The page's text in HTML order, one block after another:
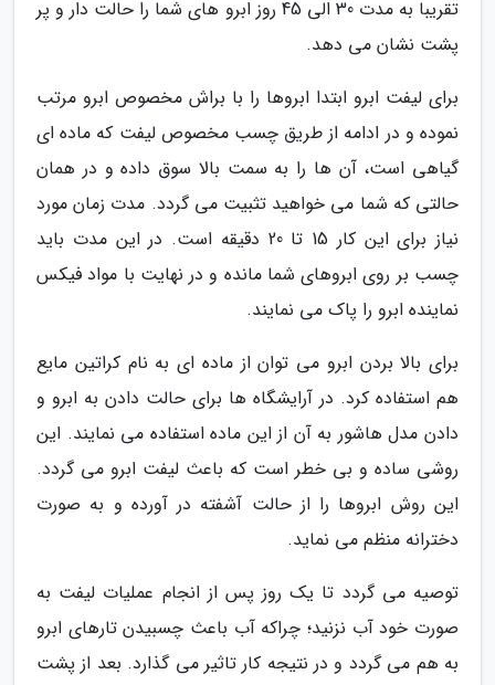
تقریبا به مدت 30 الی 45 روز ابرو های شما را حالت دار و پر
پشت نشان می دهد.
برای لیفت ابرو ابتدا ابروها را با براش مخصوص ابرو مرتب
نموده و در ادامه از طریق چسب مخصوص لیفت که ماده ای
گیاهی است، آن ها را به سمت بالا سوق داده و در همان
حالتی که شما می خواهید تثبیت می گردد. مدت زمان مورد
نیاز برای این کار 15 تا 20 دقیقه است. در این مدت باید
چسب بر روی ابروهای شما مانده و در نهایت با مواد فیکس
نماینده ابرو را پاک می نمایند.
برای بالا بردن ابرو می توان از ماده ای به نام کراتین مایع
هم استفاده کرد. در آرایشگاه ها برای حالت دادن به ابرو و
دادن مدل هاشور به آن از این ماده استفاده می نمایند. این
روشی ساده و بی خطر است که باعث لیفت ابرو می گردد.
این روش ابروها را از حالت آشفته در آورده و به صورت
دخترانه منظم می نماید.
توصیه می گردد تا یک روز پس از انجام عملیات لیفت به
صورت خود آب نزنید؛ چراکه آب باعث چسبیدن تارهای ابرو
به هم می گردد و در نتیجه کار تاثیر می گذارد. بعد از پشت